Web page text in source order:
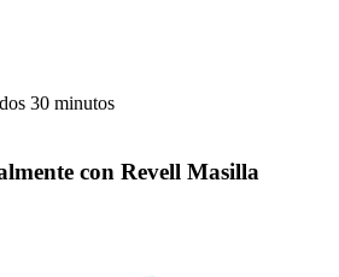
30 minutos
con Revell Masilla